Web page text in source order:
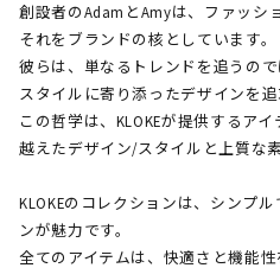
創設者のAdamとAmyは、ファッシ
それをブランドの核としています。
彼らは、単なるトレンドを追うの
スタイルに寄り添ったデザインを追
この哲学は、KLOKEが提供するア
越えたデザイン/スタイルと上質な
KLOKEのコレクションは、シンプ
ンが魅力です。
全てのアイテムは、快適さと機能